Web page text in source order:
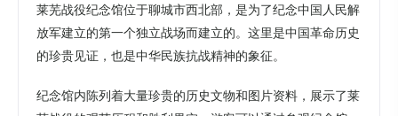
莱芜战役纪念馆位于聊城市西北部，是为了纪念中国人民解
放军建立的第一个独立战场而建立的。这里是中国革命历史
的珍贵见证，也是中华民族抗战精神的象征。
纪念馆内陈列着大量珍贵的历史文物和图片资料，展示了莱